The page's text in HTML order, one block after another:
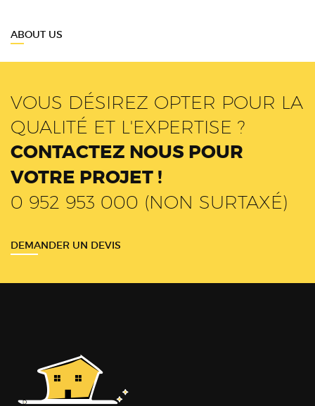
ABOUT US
VOUS DÉSIREZ OPTER POUR LA
QUALITÉ ET L'EXPERTISE ?
CONTACTEZ NOUS POUR
VOTRE PROJET !
0 952 953 000 (NON SURTAXÉ)
DEMANDER UN DEVIS